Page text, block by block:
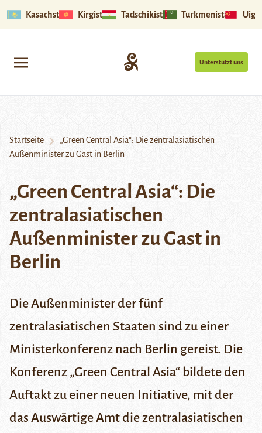
Kasachstan Kirgistan Tadschikistan Turkmenistan
Unterstützt uns
Startseite
„Green Central Asia“: Die zentralasiatischen
Außenminister zu Gast in Berlin
„Green Central Asia“: Die
zentralasiatischen
Außenminister zu Gast in
Berlin
Die Außenminister der fünf
zentralasiatischen Staaten sind zu einer
Ministerkonferenz nach Berlin gereist. Die
Konferenz „Green Central Asia“ bildete den
Auftakt zu einer neuen Initiative, mit der
das Auswärtige Amt die zentralasiatischen